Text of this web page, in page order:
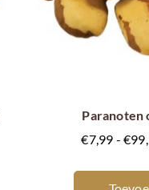
Paranoten
€7,99 - €